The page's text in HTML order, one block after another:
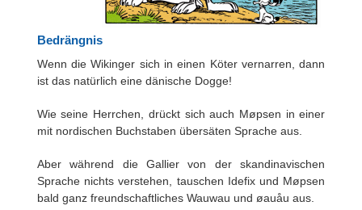
Bedrängnis
Wenn die Wikinger sich in einen Köter vernarren, dann
ist das natürlich eine dänische Dogge!
Wie seine Herrchen, drückt sich auch Møpsen in einer
mit nordischen Buchstaben übersäten Sprache aus.
Aber während die Gallier von der skandinavischen
Sprache nichts verstehen, tauschen Idefix und Møpsen
bald ganz freundschaftliches Wauwau und øauåu aus.